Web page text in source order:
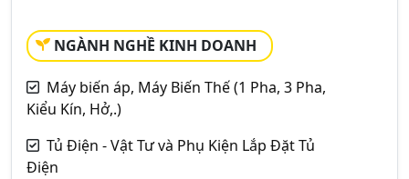
NGÀNH NGHỀ KINH DOANH
Máy biến áp, Máy Biến Thế (1 Pha, 3 Pha,
Kiểu Kín, Hở,.)
Tủ Điện - Vật Tư và Phụ Kiện Lắp Đặt Tủ
Điện